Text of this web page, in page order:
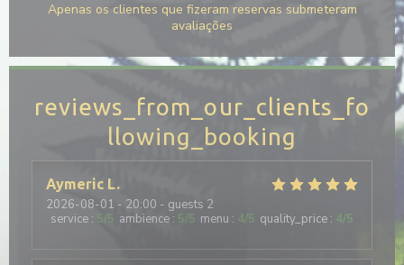
reviews_from_our_clients_fo
llowing_booking
Aymeric L
2026-08-01 - 20:00 - guests 2
service : 5/5 ambience : 5/5 menu : 4/5 quality_price : 4/5
Apenas os clientes que fizeram reservas submeteram
avaliações